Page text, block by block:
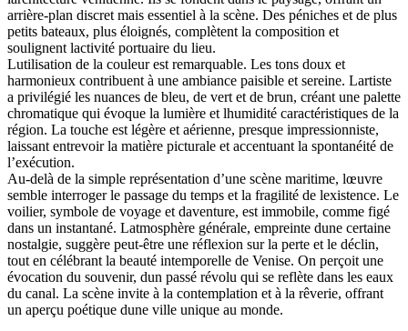
arrière-plan discret mais essentiel à la scène. Des péniches et de plus
petits bateaux, plus éloignés, complètent la composition et
soulignent lactivité portuaire du lieu.
Lutilisation de la couleur est remarquable. Les tons doux et
harmonieux contribuent à une ambiance paisible et sereine. Lartiste
a privilégié les nuances de bleu, de vert et de brun, créant une palette
chromatique qui évoque la lumière et lhumidité caractéristiques de la
région. La touche est légère et aérienne, presque impressionniste,
laissant entrevoir la matière picturale et accentuant la spontanéité de
l’exécution.
Au-delà de la simple représentation d’une scène maritime, lœuvre
semble interroger le passage du temps et la fragilité de lexistence. Le
voilier, symbole de voyage et daventure, est immobile, comme figé
dans un instantané. Latmosphère générale, empreinte dune certaine
nostalgie, suggère peut-être une réflexion sur la perte et le déclin,
tout en célébrant la beauté intemporelle de Venise. On perçoit une
évocation du souvenir, dun passé révolu qui se reflète dans les eaux
du canal. La scène invite à la contemplation et à la rêverie, offrant
un aperçu poétique dune ville unique au monde.